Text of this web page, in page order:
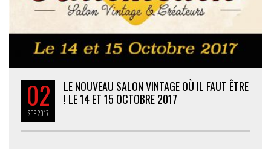
02
SEP2017
LE NOUVEAU SALON VINTAGE OÙ IL FAUT ÊTRE
! LE 14 ET 15 OCTOBRE 2017